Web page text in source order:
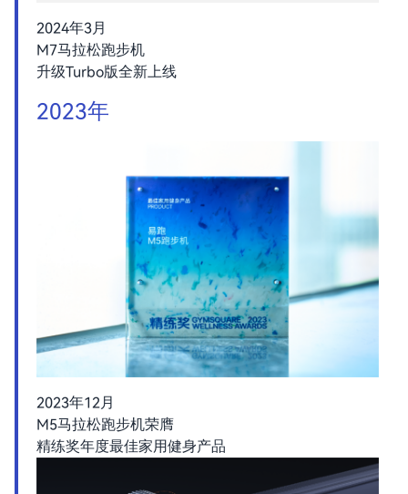
2024年3月
M7马拉松跑步机
升级Turbo版全新上线
2023年
2023年12月
M5马拉松跑步机荣膺
精练奖年度最佳家用健身产品